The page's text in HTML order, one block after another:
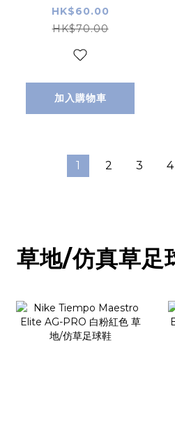
藍色 小童/成人
SIZE
HK$60.00
HK$70.00
加入購物車
1 2 3 4
草地/仿真草足